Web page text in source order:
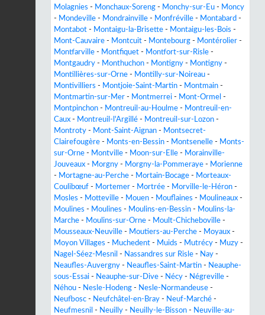
Molagnies - Monchaux-Soreng - Monchy-sur-Eu - Moncy
- Mondeville - Mondrainville - Monfréville - Montabard -
Montabot - Montaigu-la-Brisette - Montaigu-les-Bois -
Mont-Cauvaire - Montcuit - Montebourg - Montérolier -
Montfarville - Montfiquet - Montfort-sur-Risle -
Montgaudry - Monthuchon - Montigny - Montigny -
Montillières-sur-Orne - Montilly-sur-Noireau -
Montivilliers - Montjoie-Saint-Martin - Montmain -
Montmartin-sur-Mer - Montmerrei - Mont-Ormel -
Montpinchon - Montreuil-au-Houlme - Montreuil-en-
Caux - Montreuil-l'Argillé - Montreuil-sur-Lozon -
Montroty - Mont-Saint-Aignan - Montsecret-
Clairefougère - Monts-en-Bessin - Montsenelle - Monts-
sur-Orne - Montville - Moon-sur-Elle - Morainville-
Jouveaux - Morgny - Morgny-la-Pommeraye - Morienne
- Mortagne-au-Perche - Mortain-Bocage - Morteaux-
Coulibœuf - Mortemer - Mortrée - Morville-le-Héron -
Mosles - Motteville - Mouen - Mouflaines - Moulineaux -
Moulines - Moulines - Moulins-en-Bessin - Moulins-la-
Marche - Moulins-sur-Orne - Moult-Chicheboville -
Mousseaux-Neuville - Moutiers-au-Perche - Moyaux -
Moyon Villages - Muchedent - Muids - Mutrécy - Muzy -
Nagel-Séez-Mesnil - Nassandres sur Risle - Nay -
Neaufles-Auvergny - Neaufles-Saint-Martin - Neauphe-
sous-Essai - Neauphe-sur-Dive - Nécy - Négreville -
Néhou - Nesle-Hodeng - Nesle-Normandeuse -
Neufbosc - Neufchâtel-en-Bray - Neuf-Marché -
Neufmesnil - Neuilly - Neuilly-le-Bisson - Neuville-au-